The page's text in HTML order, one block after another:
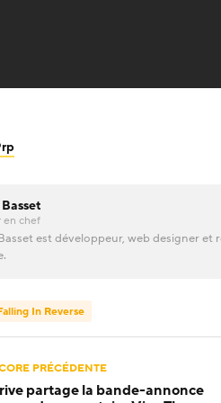
en chef
est développeur, web designer
In Reverse
PRÉCÉDENTE
partage la bande-annonce